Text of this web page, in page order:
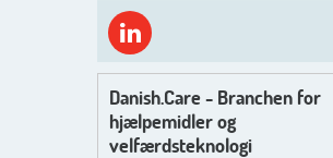
Danish.Care - Branchen for
hjælpemidler og
velfærdsteknologi